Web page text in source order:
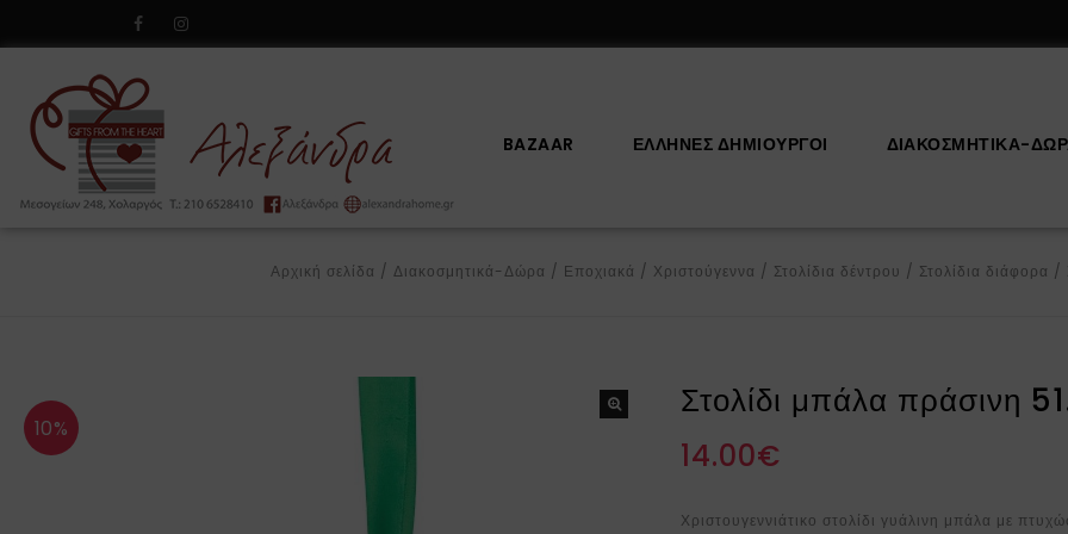
BAZAAR ΕΛΛΗΝΕΣ ΔΗΜΙΟΥΡΓΟΙ ΔΙΑΚΟΣΜΗΤΙΚΆ-
Αρχική σελίδα / Διακοσμητικά-Δώρα / Εποχιακά / Χριστούγεννα / Στολίδια δέντρου / Στολίδια διάφορα /
10%
Στολίδι μπάλα πράσινη
14.00€
Χριστουγεννιάτικο στολίδι γυάλινη μπάλα με